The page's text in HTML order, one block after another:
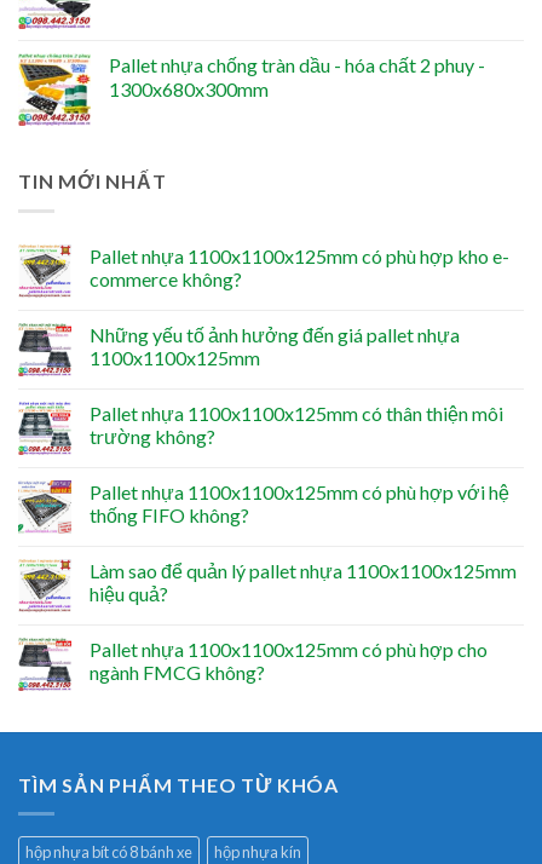
Pallet nhựa chống tràn dầu - hóa chất 2 phuy -
1300x680x300mm
TIN MỚI NHẤT
Pallet nhựa 1100x1100x125mm có phù hợp kho e-
commerce không?
Những yếu tố ảnh hưởng đến giá pallet nhựa
1100x1100x125mm
Pallet nhựa 1100x1100x125mm có thân thiện môi
trường không?
Pallet nhựa 1100x1100x125mm có phù hợp với hệ
thống FIFO không?
Làm sao để quản lý pallet nhựa 1100x1100x125mm
hiệu quả?
Pallet nhựa 1100x1100x125mm có phù hợp cho
ngành FMCG không?
TÌM SẢN PHẨM THEO TỪ KHÓA
hộp nhựa bít có 8 bánh xe
hộp nhựa kín